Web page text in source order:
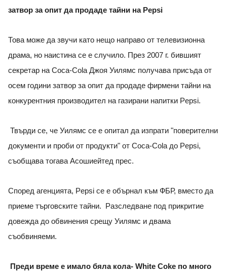
затвор за опит да продаде тайни на Pepsi
Това може да звучи като нещо направо от телевизионна
драма, но наистина се е случило. През 2007 г. бившият
секретар на Coca-Cola Джоя Уилямс получава присъда от
осем години затвор за опит да продаде фирмени тайни на
конкурентния производител на газирани напитки Pepsi.
Твърди се, че Уилямс се е опитал да изпрати "поверителни
документи и проби от продукти" от Coca-Cola до Pepsi,
съобщава тогава Асошиейтед прес.
Според агенцията, Pepsi се е обърнал към ФБР, вместо да
приеме търговските тайни. Разследване под прикритие
довежда до обвинения срещу Уилямс и двама
съобвиняеми.
Преди време е имало бяла кола- White Coke по много